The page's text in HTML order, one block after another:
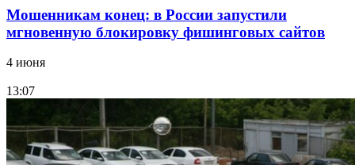
Мошенникам конец: в России запустили
мгновенную блокировку фишинговых сайтов
4 июня
13:07